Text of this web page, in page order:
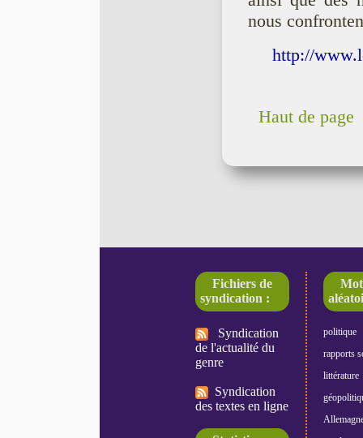
nous
http://
Haut de page
Fichiers de
syndication :
Syndication
de l'actualité du
genre
Syndication
des textes en ligne
politique
rapports
littérature